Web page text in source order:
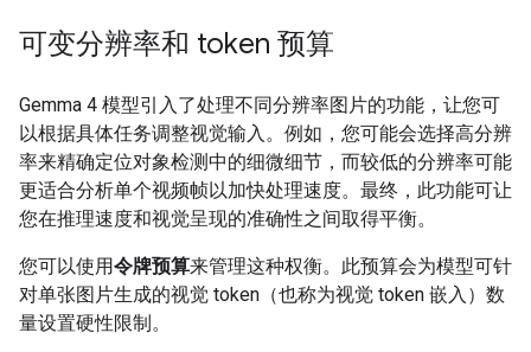
可变分辨率和 token 预算
Gemma 4 模型引入了处理不同分辨率图片的功能，让您可
以根据具体任务调整视觉输入。例如，您可能会选择高分辨
率来精确定位对象检测中的细微细节，而较低的分辨率可能
更适合分析单个视频帧以加快处理速度。最终，此功能可让
您在推理速度和视觉呈现的准确性之间取得平衡。
您可以使用令牌预算来管理这种权衡。此预算会为模型可针
对单张图片生成的视觉 token（也称为视觉 token 嵌入）数
量设置硬性限制。